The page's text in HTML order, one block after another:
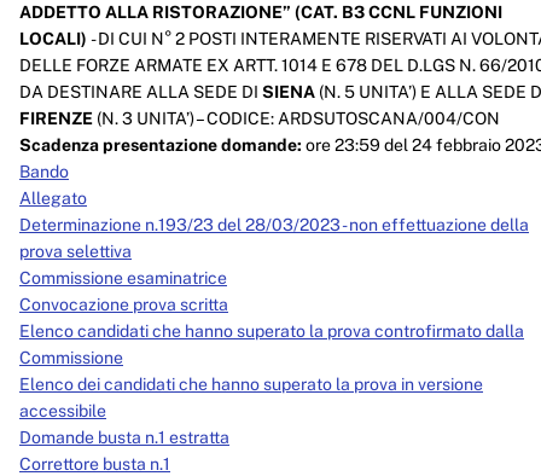
ADDETTO ALLA RISTORAZIONE” (CAT. B3 CCNL FUNZIONI
LOCALI) - DI CUI N° 2 POSTI INTERAMENTE RISERVATI AI
DELLE FORZE ARMATE EX ARTT. 1014 E 678 DEL D.LGS N. 66/
DA DESTINARE ALLA SEDE DI SIENA (N. 5 UNITA’) E ALLA SEDE
FIRENZE (N. 3 UNITA’) – CODICE: ARDSUTOSCANA/004/CON
Scadenza presentazione domande: ore 23:59 del 24 febbraio
Bando
Allegato
Determinazione n.193/23 del 28/03/2023 - non effettuazione della
prova selettiva
Commissione esaminatrice
Convocazione prova scritta
Elenco candidati che hanno superato la prova controfirmato dalla
Commissione
Elenco dei candidati che hanno superato la prova in versione
accessibile
Domande busta n.1 estratta
Correttore busta n.1